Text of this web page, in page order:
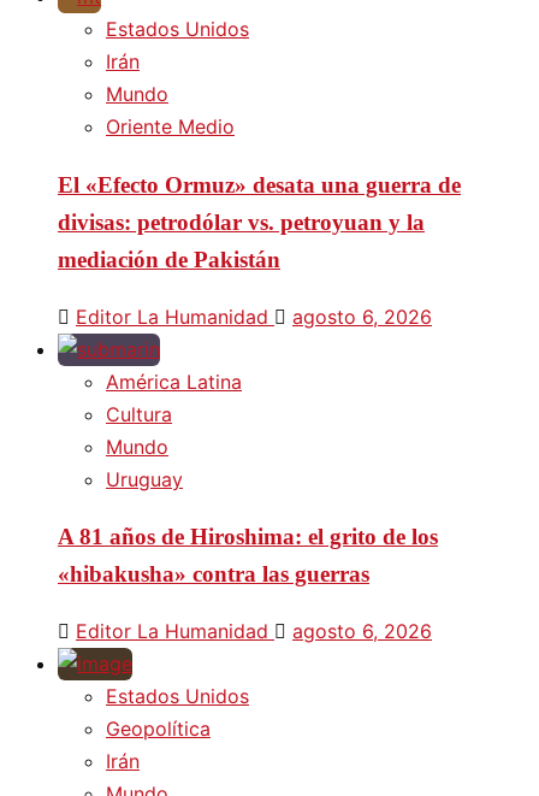
Estados Unidos
Irán
Mundo
Oriente Medio
El «Efecto Ormuz» desata una guerra de
divisas: petrodólar vs. petroyuan y la
mediación de Pakistán
Editor La Humanidad agosto 6, 2026
América Latina
Cultura
Mundo
Uruguay
A 81 años de Hiroshima: el grito de los
«hibakusha» contra las guerras
Editor La Humanidad agosto 6, 2026
Estados Unidos
Geopolítica
Irán